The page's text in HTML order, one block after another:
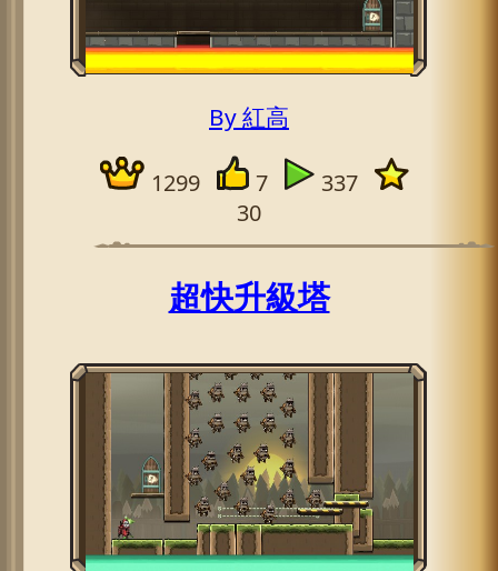
By 紅高
1299 7
337
30
超快升級塔